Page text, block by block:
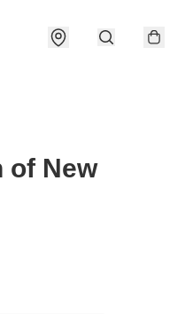
of New